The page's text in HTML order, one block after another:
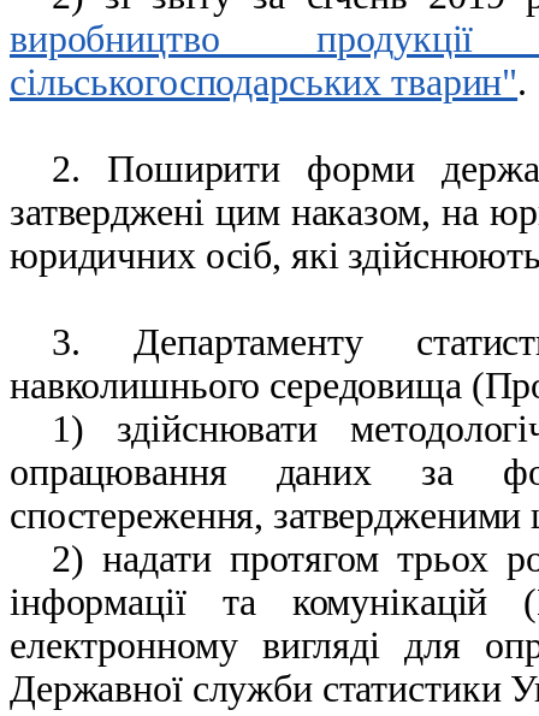
виробництво
сільськогосподарських тварин".
2. Поширити форми
затверджені цим наказом, на
юридичних осіб, які здійснюють
3. Департаменту
навколишнього середовища
1) здійснювати
опрацювання даних за
спостереження, затвердженими
2) надати протягом трьох
інформації та
електронному вигляді для
Державної служби статистики